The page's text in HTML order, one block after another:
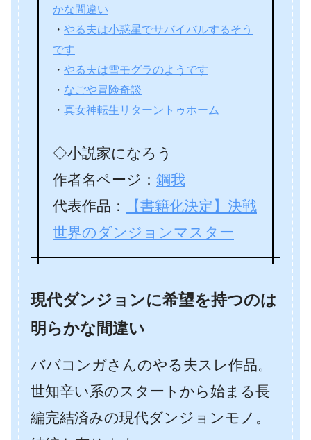
かな間違い
・ やる夫は小惑星でサバイバルするそう
です
・ やる夫は雪モグラのようです
・ なごや冒険奇談
・ 真女神転生リターントゥホーム
◇小説家になろう
作者名ページ： 鋼我
代表作品：
【書籍化決定】決戦
世界のダンジョンマスター
現代ダンジョンに希望を持つのは
明らかな間違い
ババコンガさんのやる夫スレ作品。
世知辛い系のスタートから始まる長
編完結済みの現代ダンジョンモノ。